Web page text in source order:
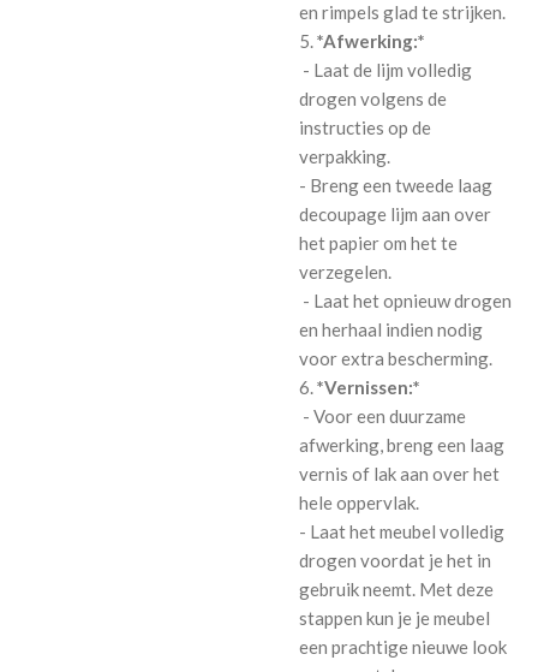
en rimpels glad te strijken.
5.*Afwerking:*
- Laat de lijm volledig
drogen volgens de
instructies op de
verpakking.
- Breng een tweede laag
decoupage lijm aan over
het papier om het te
verzegelen.
- Laat het opnieuw drogen
en herhaal indien nodig
voor extra bescherming.
6.*Vernissen:*
- Voor een duurzame
afwerking, breng een laag
vernis of lak aan over het
hele oppervlak.
- Laat het meubel volledig
drogen voordat je het in
gebruik neemt. Met deze
stappen kun je je meubel
een prachtige nieuwe look